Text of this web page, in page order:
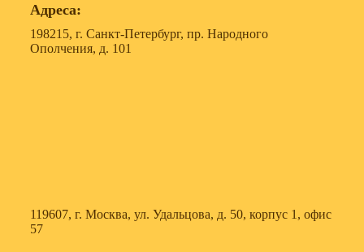
Адреса:
198215, г. Санкт-Петербург, пр. Народного
Ополчения, д. 101
119607, г. Москва, ул. Удальцова, д. 50, корпус 1, офис
57